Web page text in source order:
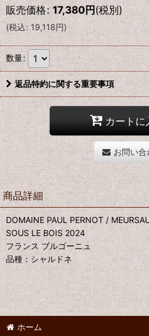
販売価格: 17,380円(税別)
(税込: 19,118円)
数量:
返品特約に関する重要事項
カートに
お問い合
商品詳細
DOMAINE PAUL PERNOT /
SOUS LE BOIS 2024
フランス ブルゴーニュ
品種：シャルドネ
ホーム